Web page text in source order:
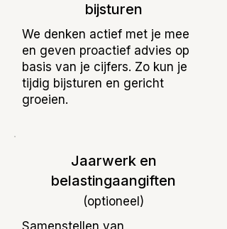
bijsturen
We denken actief met je mee
en geven proactief advies op
basis van je cijfers. Zo kun je
tijdig bijsturen en gericht
groeien.
Jaarwerk en
belastingaangiften
(optioneel)
Samenstellen van